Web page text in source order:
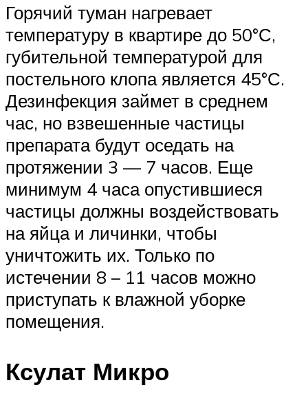
Горячий туман нагревает
температуру в квартире до 50°С,
губительной температурой для
постельного клопа является 45°С.
Дезинфекция займет в среднем
час, но взвешенные частицы
препарата будут оседать на
протяжении 3 — 7 часов. Еще
минимум 4 часа опустившиеся
частицы должны воздействовать
на яйца и личинки, чтобы
уничтожить их. Только по
истечении 8 – 11 часов можно
приступать к влажной уборке
помещения.
Ксулат Микро